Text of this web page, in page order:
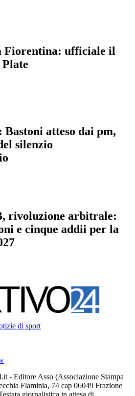
Fiorentina: ufficiale il
Bastoni atteso dai pm,
silenzio
rivoluzione arbitrale:
e cinque addii per la
- Editore Asso (Associazione Stampa
Flaminia, 74 cap 06049 Frazione
giornalistica in attesa di